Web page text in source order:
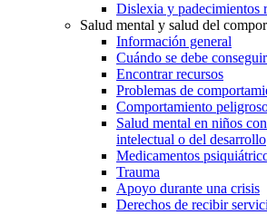
Dislexia y padecimientos
Salud mental y salud del
Información general
Cuándo se debe
Encontrar recursos
Problemas de
Comportamiento
Salud mental en niños
intelectual o del desarrollo
Medicamentos
Trauma
Apoyo durante una crisis
Derechos de recibir